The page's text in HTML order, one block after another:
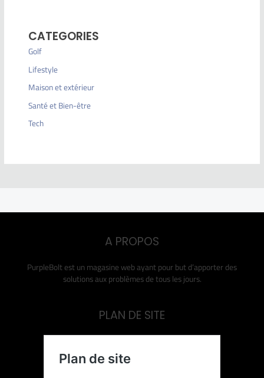
CATEGORIES
Golf
Lifestyle
Maison et extérieur
Santé et Bien-être
Tech
A PROPOS
PurpleBolt est un magasine web ayant pour but d’apporter des
solutions aux problèmes de tous les jours.
PLAN DE SITE